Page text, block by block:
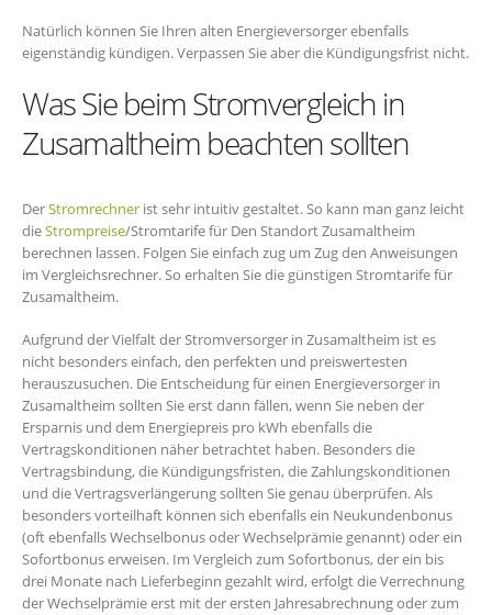
Natürlich können Sie Ihren alten Energieversorger ebenfalls
eigenständig kündigen. Verpassen Sie aber die Kündigungsfrist nicht.
Was Sie beim Stromvergleich in
Zusamaltheim beachten sollten
DerStromrechner ist sehr intuitiv gestaltet. So kann man ganz leicht
dieStrompreise/Stromtarife für Den Standort Zusamaltheim
berechnen lassen. Folgen Sie einfach zug um Zug den Anweisungen
im Vergleichsrechner. So erhalten Sie die günstigen Stromtarife für
Zusamaltheim.
Aufgrund der Vielfalt der Stromversorger in Zusamaltheim ist es
nicht besonders einfach, den perfekten und preiswertesten
herauszusuchen. Die Entscheidung für einen Energieversorger in
Zusamaltheim sollten Sie erst dann fällen, wenn Sie neben der
Ersparnis und dem Energiepreis pro kWh ebenfalls die
Vertragskonditionen näher betrachtet haben. Besonders die
Vertragsbindung, die Kündigungsfristen, die Zahlungskonditionen
und die Vertragsverlängerung sollten Sie genau überprüfen. Als
besonders vorteilhaft können sich ebenfalls ein Neukundenbonus
(oft ebenfalls Wechselbonus oder Wechselprämie genannt) oder ein
Sofortbonus erweisen. Im Vergleich zum Sofortbonus, der ein bis
drei Monate nach Lieferbeginn gezahlt wird, erfolgt die Verrechnung
der Wechselprämie erst mit der ersten Jahresabrechnung oder zum